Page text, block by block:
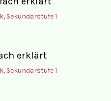
, Sekundarstufe 1
erklärt
, Sekundarstufe 1